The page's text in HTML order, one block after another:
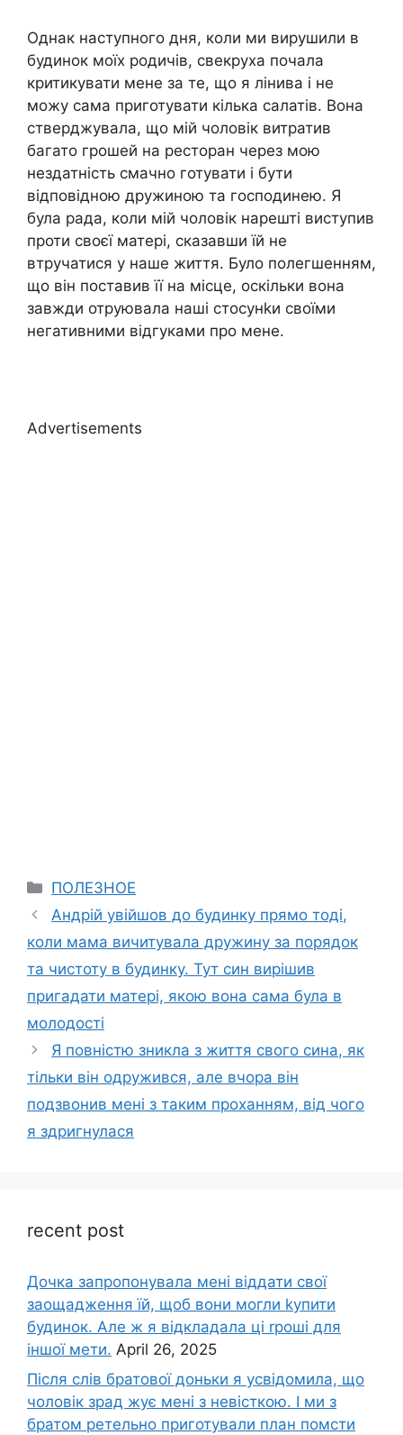
Однак наступного дня, коли ми вирушили в
будинок моїх родичів, свекруха почала
критикувати мене за те, що я лінива і не
можу сама приготувати кілька салатів. Вона
стверджувала, що мій чоловік витратив
багато грошей на ресторан через мою
нездатність смачно готувати і бути
відповідною дружиною та господинею. Я
була рада, коли мій чоловік нарешті виступив
проти своєї матері, сказавши їй не
втручатися у наше життя. Було полегшенням,
що він поставив її на місце, оскільки вона
завжди отруювала наші стосунkи своїми
негативними відгуками про мене.
Advertisements
Categories
ПОЛЕЗНОЕ
Андрій увійшов до будинку прямо тоді,
коли мама вичитувала дружину за порядок
та чистоту в будинку. Тут син вирішив
пригадати матері, якою вона сама була в
молодості
Я повністю зникла з життя свого сина, як
тільки він одружився, але вчора він
подзвонив мені з таким проханням, від чого
я здригнулася
recent post
Дочка запpопонувала мені віддати свої
заощадження їй, щоб вони могли kупити
будинок. Але ж я відкладала ці rроші для
іншої мети. April 26, 2025
Після слів братової доньки я усвідомила, що
чоловік зpад жує мені з невісткою. І ми з
братом ретельно приготували план помсти